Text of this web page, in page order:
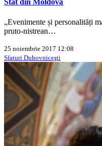
Stat din Moldova
„Evenimente și personalități
pruto-nistrean…
25 noiembrie 2017 12:08
Sfaturi Duhovniceşti